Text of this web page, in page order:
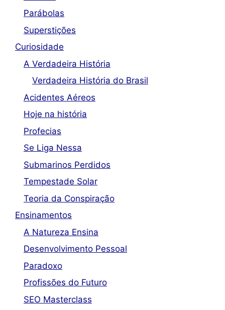
Parábolas
Superstições
Curiosidade
A Verdadeira História
Verdadeira História do Brasil
Acidentes Aéreos
Hoje na história
Profecias
Se Liga Nessa
Submarinos Perdidos
Tempestade Solar
Teoria da Conspiração
Ensinamentos
A Natureza Ensina
Desenvolvimento Pessoal
Paradoxo
Profissões do Futuro
SEO Masterclass